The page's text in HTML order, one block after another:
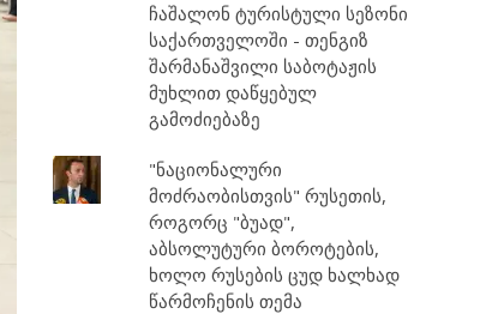
ჩაშალონ ტურისტული სეზონი
საქართველოში - თენგიზ
შარმანაშვილი საბოტაჟის
მუხლით დაწყებულ
გამოძიებაზე
"ნაციონალური
მოძრაობისთვის" რუსეთის,
როგორც "ბუად",
აბსოლუტური ბოროტების,
ხოლო რუსების ცუდ ხალხად
წარმოჩენის თემა